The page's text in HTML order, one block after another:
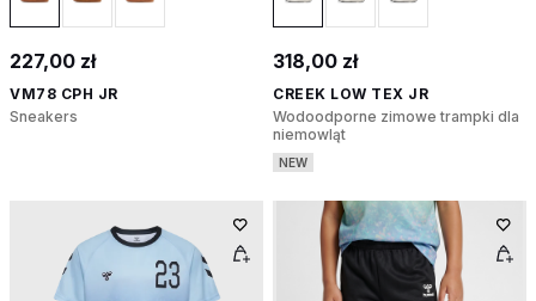
227,00 zł
VM78 CPH JR
Sneakers
318,00 zł
CREEK LOW TEX JR
Wodoodporne zimowe trampki dla
niemowląt
NEW